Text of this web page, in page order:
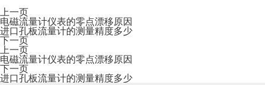
上一页
电磁流量计仪表的零点漂移原因
进口孔板流量计的测量精度多少
下一页
上一页
电磁流量计仪表的零点漂移原因
下一页
进口孔板流量计的测量精度多少